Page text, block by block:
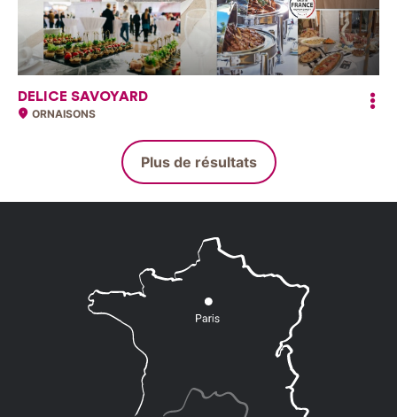
DELICE SAVOYARD
ORNAISONS
Plus de résultats